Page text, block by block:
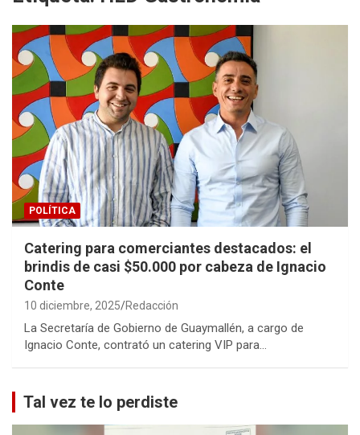
POLÍTICA
Catering para comerciantes destacados: el
brindis de casi $50.000 por cabeza de Ignacio
Conte
10 diciembre, 2025 Redacción
La Secretaría de Gobierno de Guaymallén, a cargo de
Ignacio Conte, contrató un catering VIP para…
Tal vez te lo perdiste